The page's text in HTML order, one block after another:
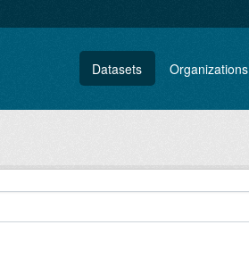
Datasets Organizations